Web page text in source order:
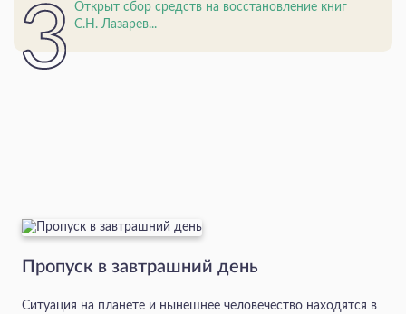
Открыт сбор средств на восстановление книг
С.Н. Лазарев...
Пропуск в завтрашний день
Ситуация на планете и нынешнее человечество находятся в